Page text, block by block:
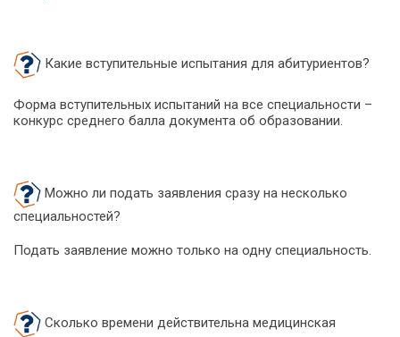
Какие вступительные испытания для абитуриентов?
Форма вступительных испытаний на все специальности –
конкурс среднего балла документа об образовании.
Можно ли подать заявления сразу на несколько
специальностей?
Подать заявление можно только на одну специальность.
Сколько времени действительна медицинская